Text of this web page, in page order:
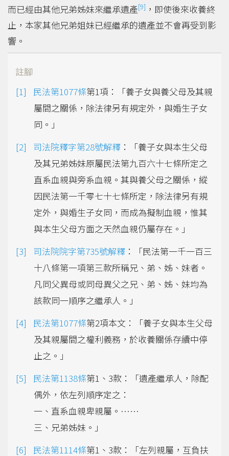
而已經由其他兄弟姊妹來繼承遺產[9] ，即使後來收養終
止，本家其他兄弟姐妹已經繼承的遺產並不會再受到影
響。
註腳
民法第1077條第1項：「養子女與養父母及其親
屬間之關係，除法律另有規定外，與婚生子女
同。」
司法院釋字第28號解釋 ：「養子女與本生父母
及其兄弟姊妹原屬民法第九百六十七條所定之
直系血親與旁系血親。其與養父母之關係，縱
因民法第一千零七十七條所定，除法律另有規
定外，與婚生子女同，而成為擬制血親，惟其
與本生父母方面之天然血親仍屬存在。」
司法院院字第735號解釋 ：「民法第一千一百三
十八條第一項第三款所稱兄、弟、姊、妹者。
凡同父異母或同母異父之兄、弟、姊、妹均為
該款同一順序之繼承人。」
民法第1077條第2項本文：「養子女與本生父母
及其親屬間之權利義務，於收養關係存續中停
止之。」
民法第1138條第1、3款：「遺產繼承人，除配
偶外，依左列順序定之：
一、直系血親卑親屬。……
三、兄弟姊妹。」
民法第1114條第1、3款：「左列親屬，互負扶